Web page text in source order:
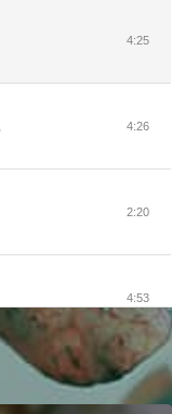
4:25
4:26
2:20
4:53
2:29